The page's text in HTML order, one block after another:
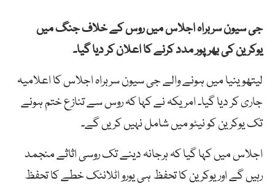
جی سیون سربراہ اجلاس میں روس کے خلاف جنگ میں
یوکرین کی بھرپور مدد کرنے کا اعلان کر دیا گیا۔
لیتھوینیا میں ہونے والے جی سیون سربراہ اجلاس کا اعلامیہ
جاری کر دیا گیا۔ امریکہ نے کہا کہ روس سے تنازع ختم ہونے
تک یوکرین کو نیٹو میں شامل نہیں کریں گے۔
اجلاس میں کہا گیا کہ ہرجانہ دینے تک روسی اثاثے منجمد
رہیں گے اور یوکرین کا تحفظ ہی یورو اٹلانٹک خطے کا تحفظ